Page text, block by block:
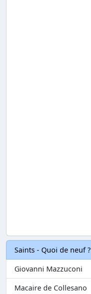
Saints - Quoi de neuf ?
Giovanni Mazzuconi
Macaire de Collesano